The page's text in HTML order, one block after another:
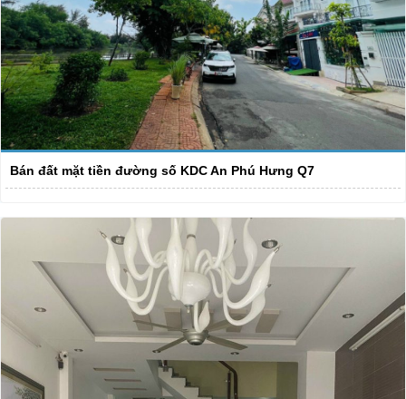
Bán đất mặt tiền đường số KDC An Phú Hưng Q7